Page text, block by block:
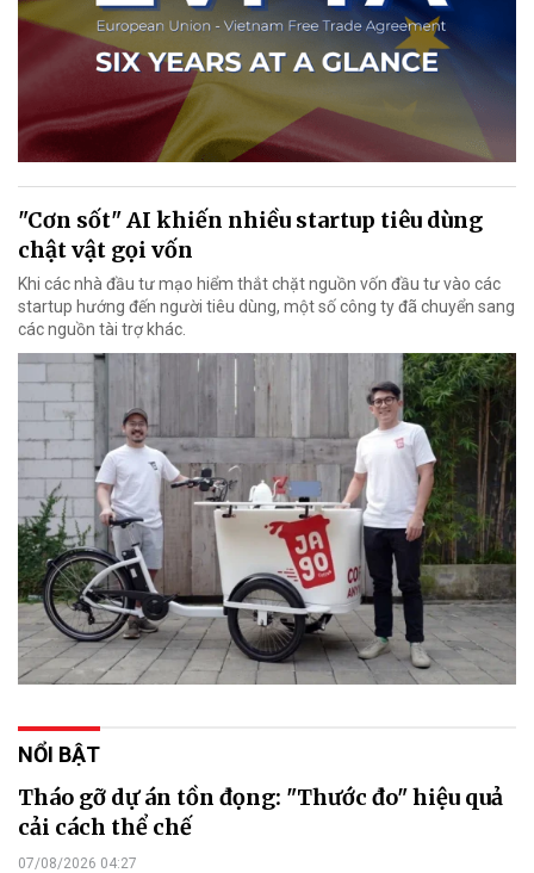
"Cơn sốt" AI khiến nhiều startup tiêu dùng
chật vật gọi vốn
Khi các nhà đầu tư mạo hiểm thắt chặt nguồn vốn đầu tư vào các
startup hướng đến người tiêu dùng, một số công ty đã chuyển sang
các nguồn tài trợ khác.
NỔI BẬT
Tháo gỡ dự án tồn đọng: "Thước đo" hiệu quả
cải cách thể chế
07/08/2026 04:27